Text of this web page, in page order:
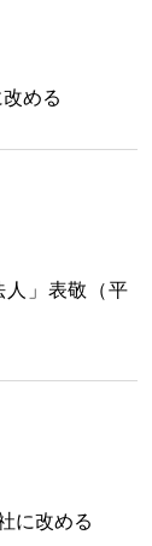
める
人」表敬（平
に改める